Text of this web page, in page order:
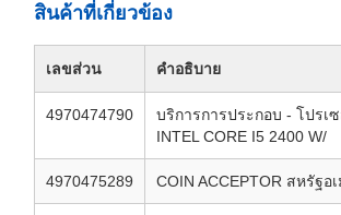
สินค้าที่เกี่ยวข้อง
เลขส่วน คําอธิบาย
4970474790
บริการการประกอบ - โปรเ
INTEL CORE I5 2400 W/
4970475289 COIN ACCEPTOR สหรัฐอ